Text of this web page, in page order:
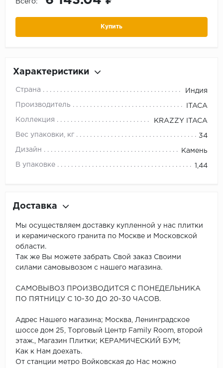
Всего:
Купить
Характеристики
Страна Индия
Производитель ITACA
Коллекция KRAZZY ITACA
Вес упаковки, кг 34
Дизайн Камень
В упаковке 1,44
Доставка
Мы осуществляем доставку купленной у нас плитки
и керамического гранита по Москве и Московской
области.
Так же Вы можете забрать Свой заказ Своими
силами самовывозом с нашего магазина.
САМОВЫВОЗ ПРОИЗВОДИТСЯ С ПОНЕДЕЛЬНИКА
ПО ПЯТНИЦУ С 10-30 ДО 20-30 ЧАСОВ.
Адрес Нашего магазина; Москва, Ленинградское
шоссе дом 25, Торговый Центр Family Room, второй
этаж., Магазин Плитки; КЕРАМИЧЕСКИЙ БУМ;
Как к Нам доехать.
От станции метро Войковская до Нас можно